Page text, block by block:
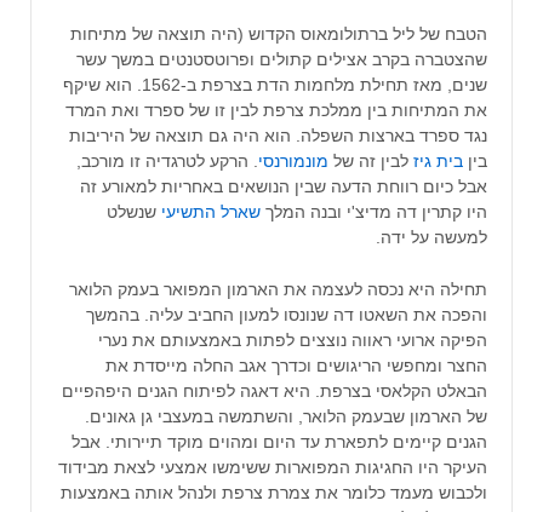
הטבח של ליל ברתולומאוס הקדוש (היה תוצאה של מתיחות
שהצטברה בקרב אצילים קתולים ופרוטסטנטים במשך עשר
שנים, מאז תחילת מלחמות הדת בצרפת ב-1562. הוא שיקף
את המתיחות בין ממלכת צרפת לבין זו של ספרד ואת המרד
נגד ספרד בארצות השפלה. הוא היה גם תוצאה של היריבות
בין בית גיז לבין זה של מונמורנסי . הרקע לטרגדיה זו מורכב,
אבל כיום רווחת הדעה שבין הנושאים באחריות למאורע זה
היו קתרין דה מדיצ'י ובנה המלך שארל התשיעי שנשלט
למעשה על ידה.
תחילה היא נכסה לעצמה את הארמון המפואר בעמק הלואר
והפכה את השאטו דה שנונסו למעון החביב עליה. בהמשך
הפיקה ארועי ראווה נוצצים לפתות באמצעותם את נערי
החצר ומחפשי הריגושים וכדרך אגב החלה מייסדת את
הבאלט הקלאסי בצרפת. היא דאגה לפיתוח הגנים היפהפיים
של הארמון שבעמק הלואר, והשתמשה במעצבי גן גאונים.
הגנים קיימים לתפארת עד היום ומהוים מוקד תיירותי. אבל
העיקר היו החגיגות המפוארות ששימשו אמצעי לצאת מבידוד
ולכבוש מעמד כלומר את צמרת צרפת ולנהל אותה באמצעות